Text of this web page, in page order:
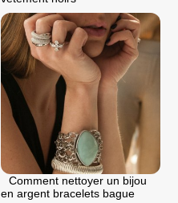
Comment nettoyer un bijou
en argent bracelets bague